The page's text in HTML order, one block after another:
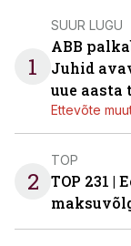
1
SUUR LUGU
ABB
Juhid
uue aasta
Ettevõte
2
TOP
TOP 231 |